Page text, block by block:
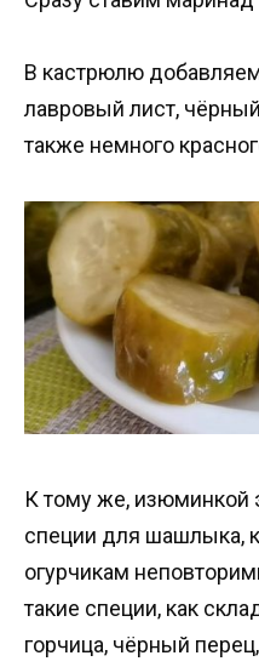
В кастрюлю
лавровый лист,
также немного
К тому же, изюминкой
специи для шашлыка,
огурчикам
такие специи, как
горчица, чёрный